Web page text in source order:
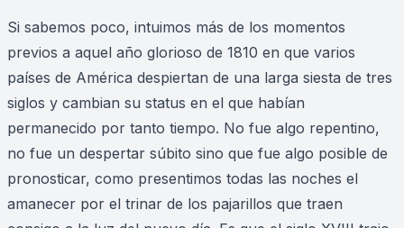
Si sabemos poco, intuimos más de los momentos
previos a aquel año glorioso de 1810 en que varios
países de América despiertan de una larga siesta de tres
siglos y cambian su status en el que habían
permanecido por tanto tiempo. No fue algo repentino,
no fue un despertar súbito sino que fue algo posible de
pronosticar, como presentimos todas las noches el
amanecer por el trinar de los pajarillos que traen